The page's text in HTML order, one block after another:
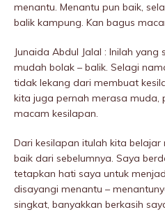
menantu. Menantu pun baik,
balik kampung. Kan bagus
Junaida Abdul Jalal : Inilah
mudah bolak – balik. Selagi
tidak lekang dari membuat
kita juga pernah merasa muda,
macam kesilapan.
Dari kesilapan itulah kita
baik dari sebelumnya. Saya
tetapkan hati saya untuk
disayangi menantu –
singkat, banyakkan berkasih